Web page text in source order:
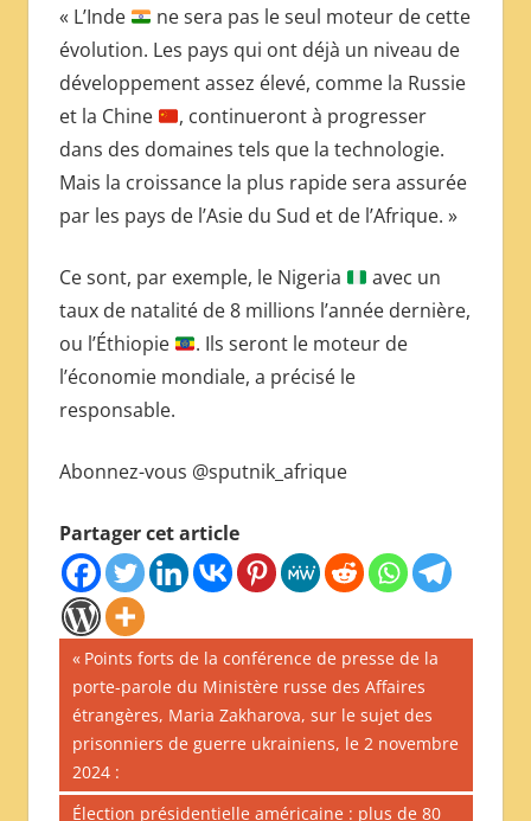
« L’Inde
ne sera pas le seul moteur de cette
évolution. Les pays qui ont déjà un niveau de
développement assez élevé, comme la Russie
et la Chine
, continueront à progresser
dans des domaines tels que la technologie.
Mais la croissance la plus rapide sera assurée
par les pays de l’Asie du Sud et de l’Afrique. »
Ce sont, par exemple, le Nigeria
avec un
taux de natalité de 8 millions l’année dernière,
ou l’Éthiopie
. Ils seront le moteur de
l’économie mondiale, a précisé le
responsable.
Abonnez-vous @sputnik_afrique
Partager cet article
Navigation
de
l’article
Publication
précédente :
Points forts de la conférence de presse de la
porte-parole du Ministère russe des Affaires
étrangères, Maria Zakharova, sur le sujet des
prisonniers de guerre ukrainiens, le 2 novembre
2024 :
Publication
Élection présidentielle américaine : plus de 80